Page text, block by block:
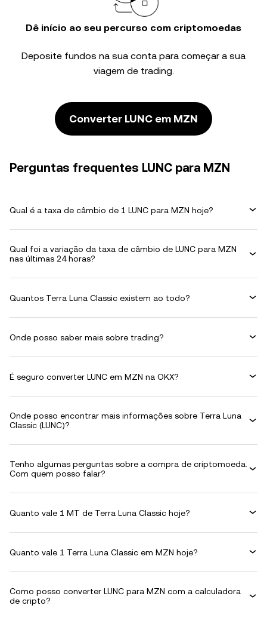
Dê início ao seu percurso com criptomoedas
Deposite fundos na sua conta para começar a sua
viagem de trading.
Converter LUNC em MZN
Perguntas frequentes LUNC para MZN
Qual é a taxa de câmbio de 1 LUNC para MZN hoje?
Qual foi a variação da taxa de câmbio de LUNC para MZN
nas últimas 24 horas?
Quantos Terra Luna Classic existem ao todo?
Onde posso saber mais sobre trading?
É seguro converter LUNC em MZN na OKX?
Onde posso encontrar mais informações sobre Terra Luna
Classic (LUNC)?
Tenho algumas perguntas sobre a compra de criptomoeda.
Com quem posso falar?
Quanto vale 1 MT de Terra Luna Classic hoje?
Quanto vale 1 Terra Luna Classic em MZN hoje?
Como posso converter LUNC para MZN com a calculadora
de cripto?